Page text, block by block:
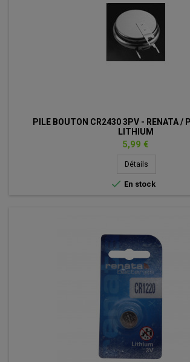
PILE BOUTON CR2430 3PV - RENATA /
LITHIUM
Prix
5,99 €
Détails
 En stock